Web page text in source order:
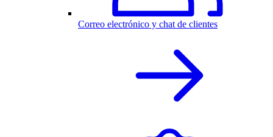
Correo electrónico y chat de clientes